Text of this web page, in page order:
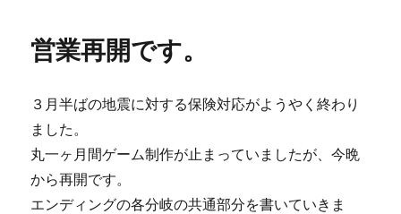
ー
営業再開です。
３月半ばの地震に対する保険対応がようやく終わり
ました。
丸一ヶ月間ゲーム制作が止まっていましたが、今晩
から再開です。
エンディングの各分岐の共通部分を書いていきま